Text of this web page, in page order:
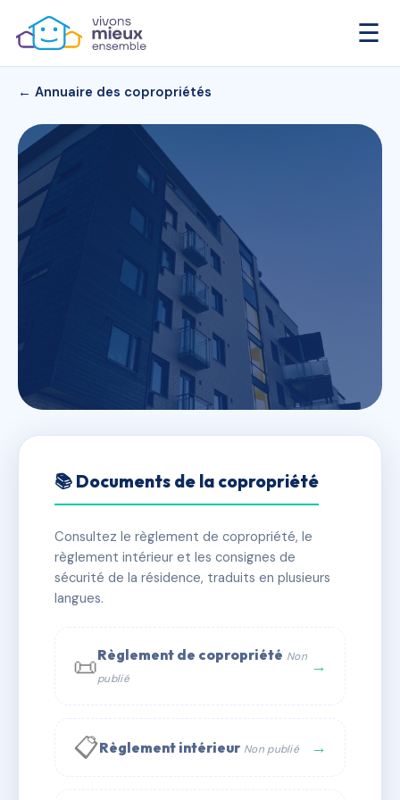
☰
← Annuaire des copropriétés
SDC 12 RUE RODIER
✓ Immatriculée 🏠 16 lots 🏗 1 bâtiment(s)
📞 Contacter Syndic Digital
📚 Documents de la copropriété
Consultez le règlement de copropriété, le
règlement intérieur et les consignes de
sécurité de la résidence, traduits en plusieurs
langues.
📜Règlement de copropriété Non
publié
→
📋Règlement intérieur Non publié →